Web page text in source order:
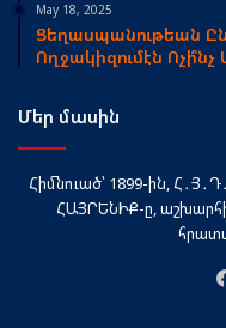
May 18, 2025
Ցեղասպանութեան
Ողջակիզումէն
Մեր մասին
Հիմնուած՝ 1899-ին,
ՀԱՅՐԵՆԻՔ-ը, աշխարհի